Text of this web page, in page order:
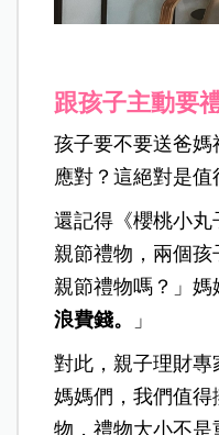
跟孩子主動要
孩子要不要送爸
應對？這絕對是值
還記得《櫻桃小
親節禮物，兩個
親節禮物嗎？」
浪費錢。
」
對此，親子理財
媽媽們，我們值
物，禮物大小不